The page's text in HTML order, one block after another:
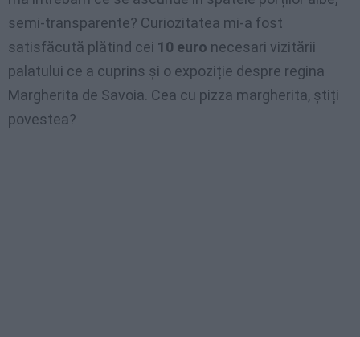
semi-transparente? Curiozitatea mi-a fost
satisfăcută plătind cei 10 euro necesari vizitării
palatului ce a cuprins şi o expoziție despre regina
Margherita de Savoia. Cea cu pizza margherita, ştiți
povestea?